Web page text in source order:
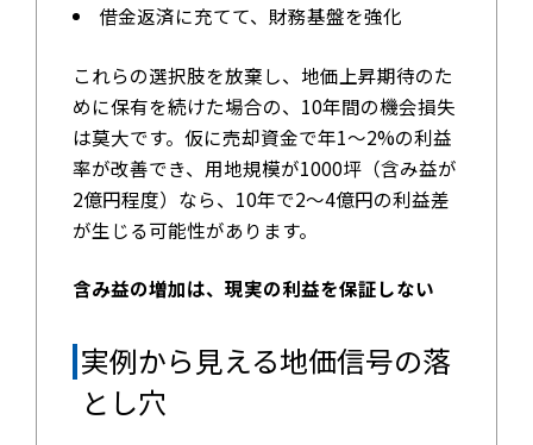
借金返済に充てて、財務基盤を強化
これらの選択肢を放棄し、地価上昇期待のた
めに保有を続けた場合の、10年間の機会損失
は莫大です。仮に売却資金で年1～2%の利益
率が改善でき、用地規模が1000坪（含み益が
2億円程度）なら、10年で2～4億円の利益差
が生じる可能性があります。
含み益の増加は、現実の利益を保証しない
実例から見える地価信号の落
とし穴